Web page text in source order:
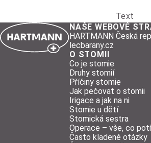
Text
NAŠE WEBOVÉ
HARTMANN Česká
lecbarany.cz
O STOMII
Co je stomie
Druhy stomií
Příčiny stomie
Jak pečovat o stomii
Irigace a jak na ni
Stomie u dětí
Stomická sestra
Operace – vše, co
Často kladené otázky